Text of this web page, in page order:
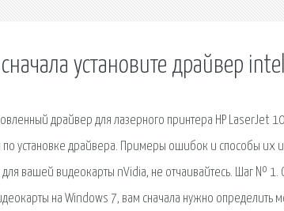
установите драйвер intel
драйвер для лазерного принтера HP LaserJet
по установке драйвера. Примеры ошибок и способы их
вашей видеокарты nVidia, не отчаивайтесь. Шаг №
на Windows 7, вам сначала нужно определить